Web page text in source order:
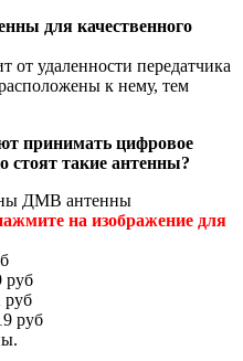
для качественного
от удаленности передатчика
к нему, тем
принимать цифровое
стоят такие антенны?
ДМВ антенны
на изображение для
руб
руб
руб